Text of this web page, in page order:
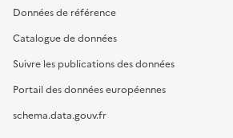
Données de référence
Catalogue de données
Suivre les publications des données
Portail des données européennes
schema.data.gouv.fr